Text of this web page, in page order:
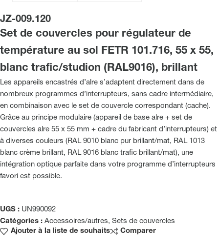
JZ-009.120
Set de couvercles pour régulateur de
température au sol FETR 101.716, 55 x 55,
blanc trafic/studion (RAL9016), brillant
Les appareils encastrés d’alre s’adaptent directement dans de
nombreux programmes d’interrupteurs, sans cadre intermédiaire,
en combinaison avec le set de couvercle correspondant (cache).
Grâce au principe modulaire (appareil de base alre + set de
couvercles alre 55 x 55 mm + cadre du fabricant d’interrupteurs) et
à diverses couleurs (RAL 9010 blanc pur brillant/mat, RAL 1013
blanc crème brillant, RAL 9016 blanc trafic brillant/mat), une
intégration optique parfaite dans votre programme d’interrupteurs
favori est possible.
UGS : UN990092
Catégories : Accessoires/autres, Sets de couvercles
Ajouter à la liste de souhaits
Comparer